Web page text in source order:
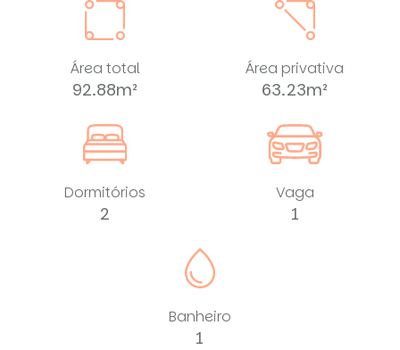
Área total
92.88m²
Área privativa
63.23m²
Dormitórios
2
Vaga
1
Banheiro
1